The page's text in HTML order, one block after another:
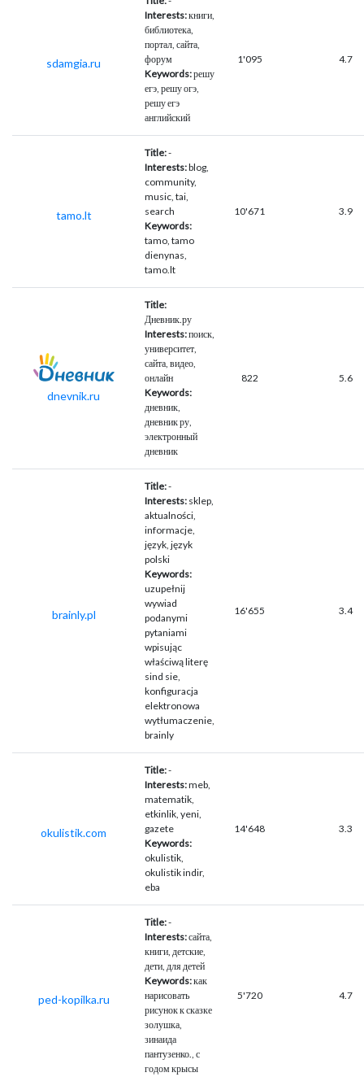
sdamgia.ru
Interests:книги,
библиотека,
портал, сайта,
форум
Keywords:решу
егэ, решу огэ,
решу егэ
английский
1'095 4.7
tamo.lt
Title:-
Interests:blog,
community,
music, tai,
search
Keywords:
tamo, tamo
dienynas,
tamo.lt
10'671 3.9
dnevnik.ru
Title:
Дневник.ру
Interests:поиск,
университет,
сайта, видео,
онлайн
Keywords:
дневник,
дневник ру,
электронный
дневник
822 5.6
brainly.pl
Title:-
Interests: sklep,
aktualności,
informacje,
język, język
polski
Keywords:
uzupełnij
wywiad
podanymi
pytaniami
wpisując
właściwą literę
sind sie,
konfiguracja
elektronowa
wytłumaczenie,
brainly
16'655 3.4
okulistik.com
Title:-
Interests:meb,
matematik,
etkinlik, yeni,
gazete
Keywords:
okulistik,
okulistik indir,
eba
14'648 3.3
ped-kopilka.ru
Title:-
Interests:сайта,
книги, детские,
дети, для детей
Keywords:как
нарисовать
рисунок к сказке
золушка,
зинаида
пантузенко., с
годом крысы
5'720 4.7